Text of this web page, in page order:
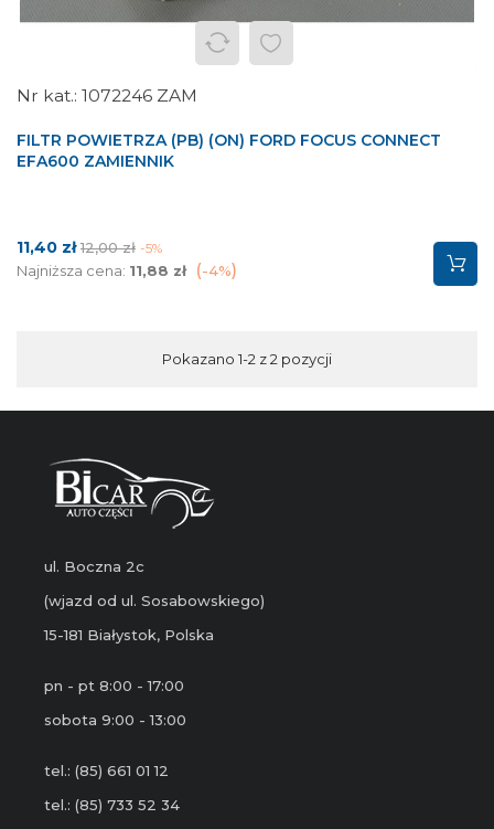
1072246 ZAM
FILTR POWIETRZA (PB) (ON) FORD FOCUS CONNECT
EFA600 ZAMIENNIK
Cena
11,40 złCena
podstawowa
12,00 zł -5%
Najniższa cena: 11,88 zł -4%
Pokazano 1-2 z 2 pozycji
ul. Boczna 2c
(wjazd od ul. Sosabowskiego)
15-181 Białystok, Polska
pn - pt 8:00 - 17:00
sobota 9:00 - 13:00
tel.: (85) 661 01 12
tel.: (85) 733 52 34